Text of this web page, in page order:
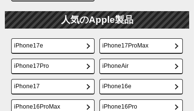
人気のApple製品
iPhone17e iPhone17ProMax
iPhone17Pro iPhoneAir
iPhone17 iPhone16e
iPhone16ProMax iPhone16Pro